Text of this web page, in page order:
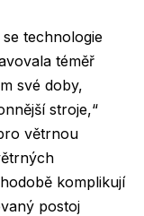
technologie
téměř
své doby,
stroje,“
větrnou
komplikují
postoj